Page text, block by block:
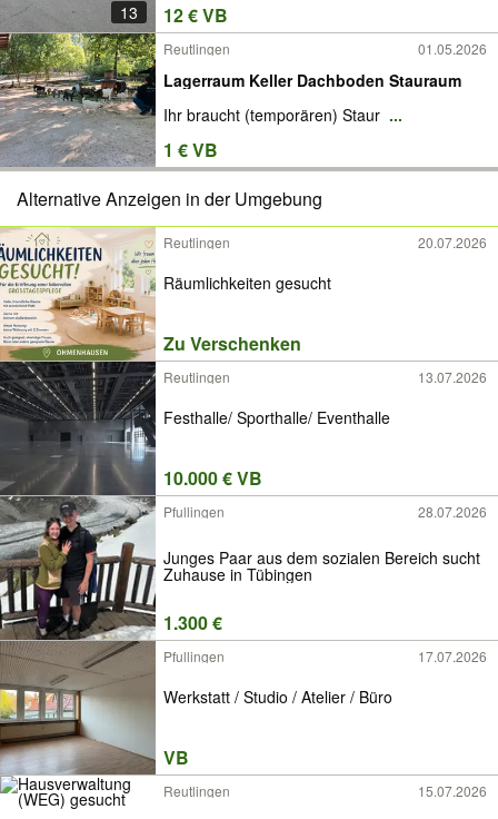
13 12 € VB
Reutlingen 01.05.2026
Lagerraum Keller Dachboden Stauraum
Ihr braucht (temporären) Staur ...
1 € VB
Alternative Anzeigen in der Umgebung
Reutlingen 20.07.2026
Räumlichkeiten gesucht
Zu Verschenken
Reutlingen 13.07.2026
Festhalle/ Sporthalle/ Eventhalle
10.000 € VB
Pfullingen 28.07.2026
Junges Paar aus dem sozialen Bereich sucht
Zuhause in Tübingen
1.300 €
Pfullingen 17.07.2026
Werkstatt / Studio / Atelier / Büro
VB
Reutlingen 15.07.2026